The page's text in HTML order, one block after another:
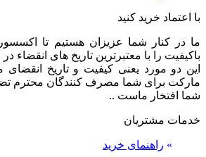
با اعتماد خرید کنید
ما در کنار شما عزیزان هستیم تا
باکیفیت را با معتبرترین تاریخ های انقضاء
این دو مورد یعنی کیفیت و تاریخ
مارکت برای شما مصرف کنندگان محترم
شما افتخار ماست ..
خدمات مشتریان
» راهنمای خرید